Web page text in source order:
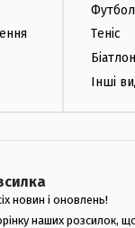
Футбол
Теніс
Біатлон
Інші
новин і оновлень!
наших розсилок,